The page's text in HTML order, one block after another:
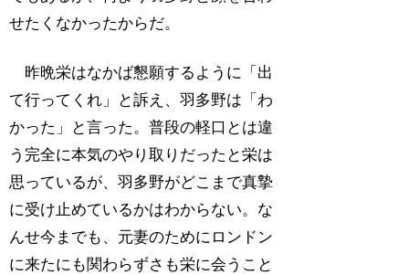
せたくなかったからだ。
昨晩栄はなかば懇願するように「出
て行ってくれ」と訴え、羽多野は「わ
かった」と言った。普段の軽口とは違
う完全に本気のやり取りだったと栄は
思っているが、羽多野がどこまで真摯
に受け止めているかはわからない。な
んせ今までも、元妻のためにロンドン
に来たにも関わらずさも栄に会うこと